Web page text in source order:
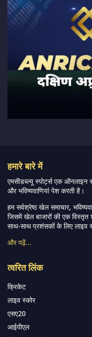
हमारे बारे में
एमसीडब्ल्यू स्पोर्ट्स एक ऑनलाइन
और भविष्यवाणियां पेश करती है।
हम सर्वश्रेष्ठ खेल समाचार,
जिसमें खेल बाजारों की एक
साथ-साथ प्रशंसकों के लिए लाइव
और पढ़ें…
त्वरित लिंक
क्रिकेट
लाइव स्कोर
एसए20
आईपीएल